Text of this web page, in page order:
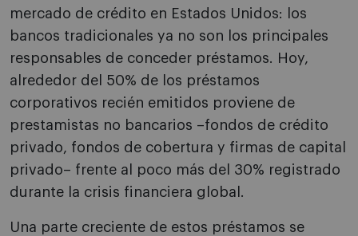
mercado de crédito en Estados Unidos: los
bancos tradicionales ya no son los principales
responsables de conceder préstamos. Hoy,
alrededor del 50% de los préstamos
corporativos recién emitidos proviene de
prestamistas no bancarios –fondos de crédito
privado, fondos de cobertura y firmas de capital
privado– frente al poco más del 30% registrado
durante la crisis financiera global.
Una parte creciente de estos préstamos se